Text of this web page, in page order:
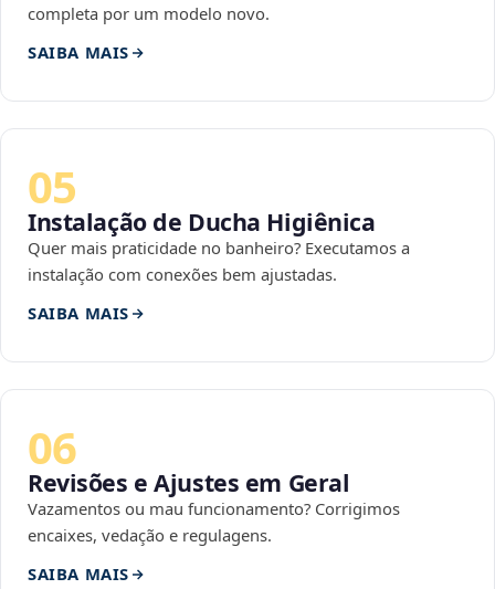
completa por um modelo novo.
SAIBA MAIS
05
Instalação de Ducha Higiênica
Quer mais praticidade no banheiro? Executamos a
instalação com conexões bem ajustadas.
SAIBA MAIS
06
Revisões e Ajustes em Geral
Vazamentos ou mau funcionamento? Corrigimos
encaixes, vedação e regulagens.
SAIBA MAIS